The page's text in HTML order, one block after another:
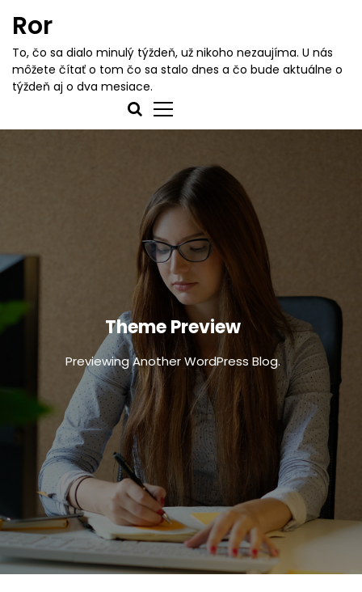
o
Ror
To, čo sa dialo minulý týždeň, už nikoho nezaujíma. U nás
môžete čítať o tom čo sa stalo dnes a čo bude aktuálne o
týždeň aj o dva mesiace.
Theme Preview
Previewing Another WordPress Blog.